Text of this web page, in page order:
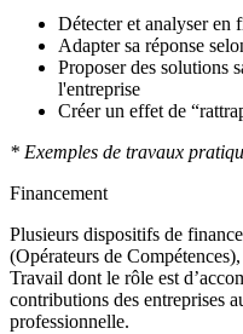
Détecter et analyser en
Adapter sa réponse
Proposer des solutions
l'entreprise
Créer un effet de
* Exemples de travaux
Financement
Plusieurs dispositifs de
(Opérateurs de
Travail dont le rôle est
contributions des entreprises
professionnelle.